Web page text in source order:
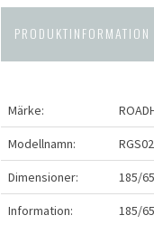
Märke:
Modellnamn:
Dimensioner: 185/
Information: 185/